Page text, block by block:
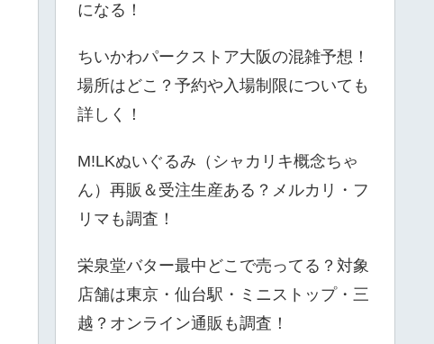
になる！
ちいかわパークストア大阪の混雑予想！
場所はどこ？予約や入場制限についても
詳しく！
M!LKぬいぐるみ（シャカリキ概念ちゃ
ん）再販＆受注生産ある？メルカリ・フ
リマも調査！
栄泉堂バター最中どこで売ってる？対象
店舗は東京・仙台駅・ミニストップ・三
越？オンライン通販も調査！